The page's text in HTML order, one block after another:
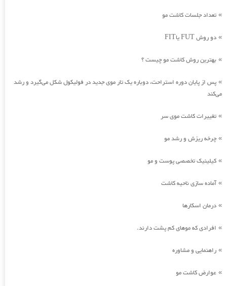
» تعداد جلسات کاشت مو
» دو روش FUT یاFIT
» بهترین روش کاشت مو چیست ؟
» پس از پایان دوره استراحت، دوباره یک تار موی جدید در فولیکول شکل می‌گیرد و رشد
می‌کند
» تغییرات کاشت موی سر
» چرخه ریزش و رشد مو
» کیلینیک تخصصی پوست و مو
»آماده سازی ناحیه کاشت
» درمان اسکارها
» افرادی که موهای کم پشت دارند.
» راهنمایی و مشاوره
» عوارض کاشت مو